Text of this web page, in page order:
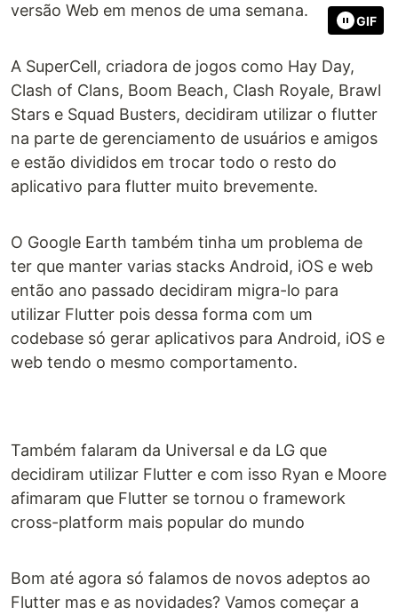
versão Web em menos de uma semana.
GIF
A SuperCell, criadora de jogos como Hay Day,
Clash of Clans, Boom Beach, Clash Royale, Brawl
Stars e Squad Busters, decidiram utilizar o flutter
na parte de gerenciamento de usuários e amigos
e estão divididos em trocar todo o resto do
aplicativo para flutter muito brevemente.
O Google Earth também tinha um problema de
ter que manter varias stacks Android, iOS e web
então ano passado decidiram migra-lo para
utilizar Flutter pois dessa forma com um
codebase só gerar aplicativos para Android, iOS e
web tendo o mesmo comportamento.
Também falaram da Universal e da LG que
decidiram utilizar Flutter e com isso Ryan e Moore
afimaram que Flutter se tornou o framework
cross-platform mais popular do mundo
Bom até agora só falamos de novos adeptos ao
Flutter mas e as novidades? Vamos começar a